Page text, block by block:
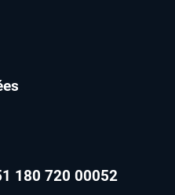
180 720 00052